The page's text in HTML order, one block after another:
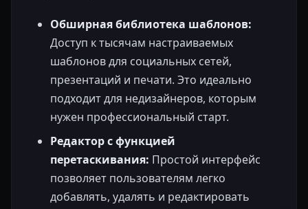
Обширная библиотека шаблонов:
Доступ к тысячам настраиваемых
шаблонов для социальных сетей,
презентаций и печати. Это идеально
подходит для недизайнеров, которым
нужен профессиональный старт.
Редактор с функцией
перетаскивания: Простой интерфейс
позволяет пользователям легко
добавлять, удалять и редактировать